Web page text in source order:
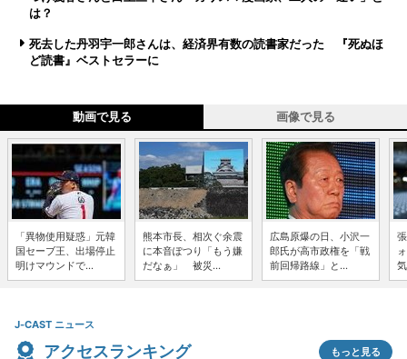
は？
死去した丹羽宇一郎さんは、経済界有数の読書家だった 『死ぬほ
ど読書』ベストセラーに
動画で見る 画像で見る
「異物使用疑惑」元韓
国セーブ王、出場停止
明けマウンドで...
熊本市長、相次ぐ余震
に本音ぽつり「もう嫌
だなぁ」 被災...
広島原爆の日、小沢一
郎氏が高市政権を「戦
前回帰路線」と...
J-CAST ニュース
アクセスランキング もっと見る